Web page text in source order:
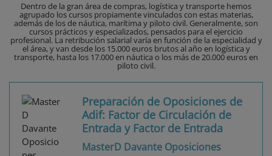
Dentro de la gran área de compras, logística y transporte hemos
agrupado los cursos propiamente vinculados con estas materias,
además de los de náutica, marítima y piloto civil. Generalmente, son
cursos prácticos y especializados, pensados para el ejercicio
profesional. La retribución salarial varía en función de la especialidad y
el área, y van desde los 15.000 euros brutos al año en logística y
transporte, hasta los 17.000 en náutica o los más de 20.000 euros en
piloto civil.
Preparación de Oposiciones de
Adif: Factor de Circulación de
Entrada y Factor de Entrada
MasterD Davante Oposiciones